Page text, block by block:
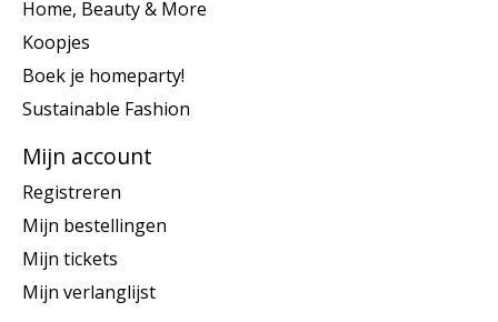
Home, Beauty & More
Koopjes
Boek je homeparty!
Sustainable Fashion
Mijn account
Registreren
Mijn bestellingen
Mijn tickets
Mijn verlanglijst